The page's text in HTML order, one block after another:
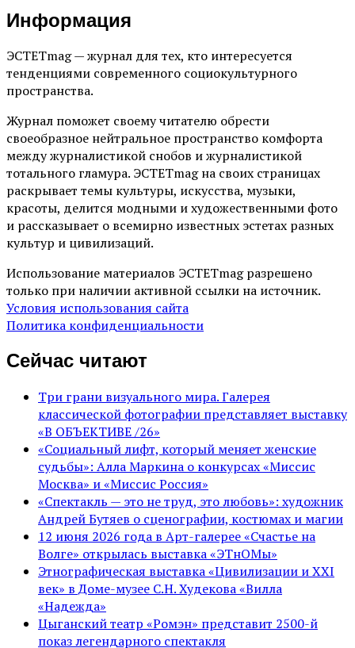
Информация
ЭСТЕТmag — журнал для тех, кто интересуется
тенденциями современного социокультурного
пространства.
Журнал поможет своему читателю обрести
своеобразное нейтральное пространство комфорта
между журналистикой снобов и журналистикой
тотального гламура. ЭСТЕТmag на своих страницах
раскрывает темы культуры, искусства, музыки,
красоты, делится модными и художественными фото
и рассказывает о всемирно известных эстетах разных
культур и цивилизаций.
Использование материалов ЭСТЕТmag разрешено
только при наличии активной ссылки на источник.
Условия использования сайта
Политика конфиденциальности
Сейчас читают
Три грани визуального мира. Галерея
классической фотографии представляет выставку
«В ОБЪЕКТИВЕ /26»
«Социальный лифт, который меняет женские
судьбы»: Алла Маркина о конкурсах «Миссис
Москва» и «Миссис Россия»
«Спектакль — это не труд, это любовь»: художник
Андрей Бутяев о сценографии, костюмах и магии
12 июня 2026 года в Арт-галерее «Счастье на
Волге» открылась выставка «ЭТнОМы»
Этнографическая выставка «Цивилизации и ХХI
век» в Доме-музее С.Н. Худекова «Вилла
«Надежда»
Цыганский театр «Ромэн» представит 2500-й
показ легендарного спектакля